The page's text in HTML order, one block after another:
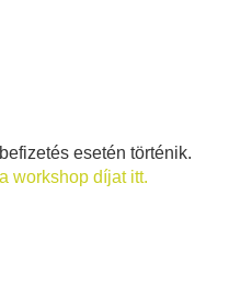
esetén történik.
workshop díjat itt.